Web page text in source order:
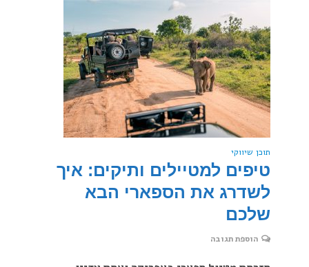
תוכן שיווקי
טיפים למטיילים ותיקים: איך
לשדרג את הספארי הבא
שלכם
הוספת תגובה